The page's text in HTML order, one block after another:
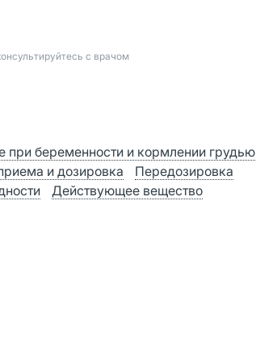
с врачом
при беременности и кормлении грудью
и дозировка
Передозировка
Действующее вещество